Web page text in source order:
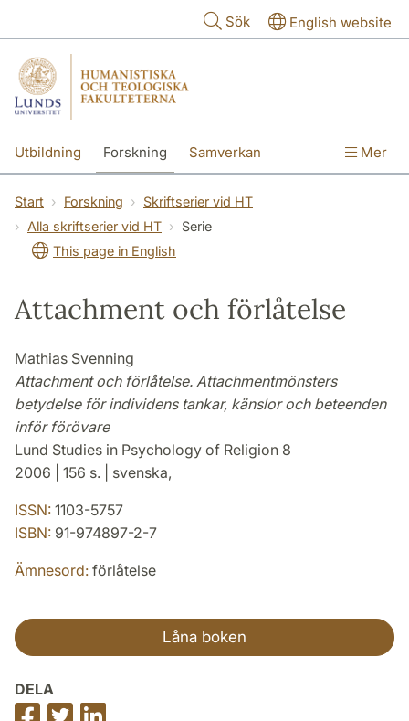
Sök English website
Utbildning Forskning Samverkan Mer
Start Forskning
Skriftserier vid HT
Alla skriftserier vid HT
Serie
This page in English
Attachment och förlåtelse
Mathias Svenning
Attachment och förlåtelse. Attachmentmönsters
betydelse för individens tankar, känslor och beteenden
inför förövare
Lund Studies in Psychology of Religion 8
2006 | 156 s. | svenska,
ISSN: 1103-5757
ISBN: 91-974897-2-7
Ämnesord: förlåtelse
Låna boken
DELA
Dela Dela